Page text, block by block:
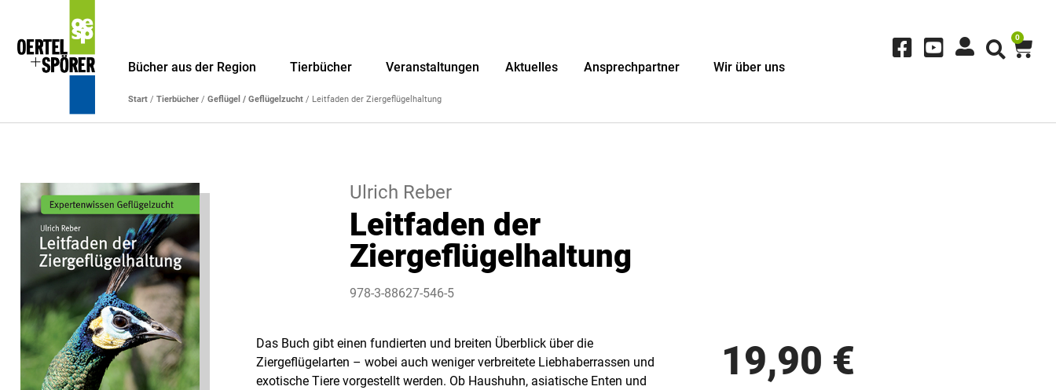
Bücher aus der Region Tierbücher Veranstaltungen Aktuelles Ansprechpartner Wir über uns
Start /Tierbücher /Geflügel / Geflügelzucht / Leitfaden der Ziergeflügelhaltung
0
Ulrich Reber
Leitfaden der
Ziergeflügelhaltung
978-3-88627-546-5
Das Buch gibt einen fundierten und breiten Überblick über die
Ziergeflügelarten – wobei auch weniger verbreitete Liebhaberrassen und
exotische Tiere vorgestellt werden. Ob Haushuhn, asiatische Enten und
19,90 €